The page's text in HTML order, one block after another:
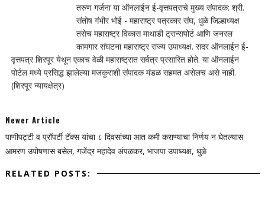
तरुण गर्जना या ऑनलाईन ई-वृत्तपत्राचे मुख्य संपादक: श्री.
संतोष गंभीर भोई - महाराष्ट्र पत्रकार संघ, धुळे जिल्हाध्यक्ष
तसेच महाराष्ट्र विकास माथाडी ट्रान्सपोर्ट आणि जनरल
कामगार संघटना महाराष्ट्र राज्य उपाध्यक्ष. सदर ऑनलाईन ई-
वृत्तपत्र शिरपूर येथून एकाच वेळी महाराष्ट्रात सर्वत्र प्रसारित होते. या ऑनलाईन
पोर्टल मध्ये प्रसिद्ध झालेल्या मजकुराशी संपादक मंडळ सहमत असेलच असे नाही.
(शिरपूर न्यायक्षेत्र)
Newer Article
पाणीपट्टी व प्रॉपर्टी टॅक्स यांचा ८ दिवसांच्या आत कमी कराण्याचा निर्णय न घेतल्यास
आमरण उपोषणास बसेल, गजेंद्र महादेव अंपळकर, भाजपा उपाध्यक्ष, धुळे
RELATED POSTS: